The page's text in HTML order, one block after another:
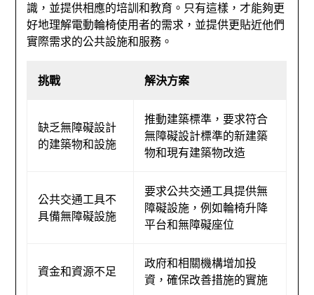
識，並提供相應的培訓和教育。只有這樣，才能夠更
好地理解電動輪椅使用者的需求，並提供更貼近他們
實際需求的公共設施和服務。
挑戰 解決方案
缺乏無障礙設計
的建築物和設施
推動建築標準，要求符合
無障礙設計標準的新建築
物和現有建築物改造
公共交通工具不
具備無障礙設施
要求公共交通工具提供無
障礙設施，例如輪椅升降
平台和無障礙座位
資金和資源不足
政府和相關機構增加投
資，確保改善措施的實施